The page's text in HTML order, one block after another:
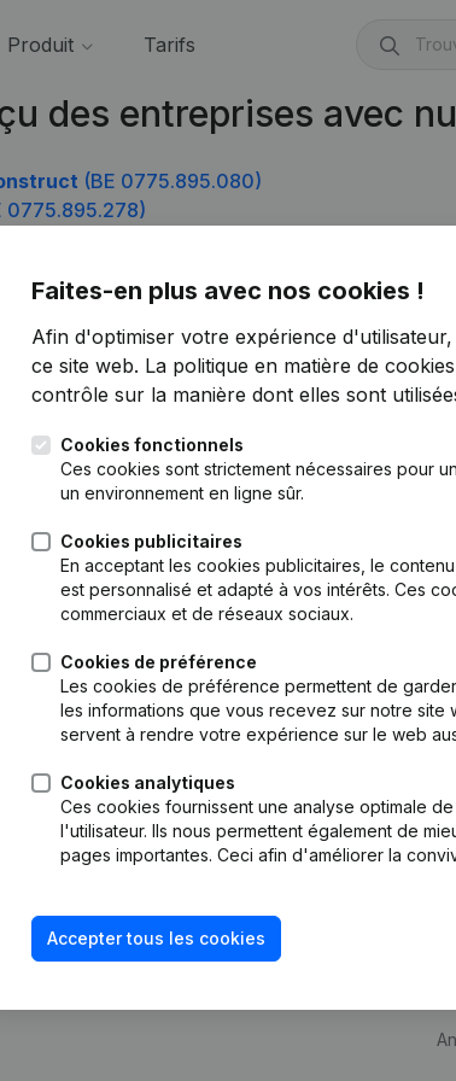
Produit Tarifs
des entreprises avec
(BE 0775.895.080)
0775.895.278)
0775.895.773)
Faites-en plus avec nos cookies !
Afin d'optimiser votre expérience
ce site web. La politique en matière de cookies
contrôle sur la manière dont elles sont
Cookies fonctionnels
Ces cookies sont strictement nécessaires pour
un environnement en ligne sûr.
Cookies publicitaires
En acceptant les cookies publicitaires, le
est personnalisé et adapté à vos intérêts. Ces
commerciaux et de réseaux sociaux.
Cookies de préférence
Les cookies de préférence permettent de
les informations que vous recevez sur notre
servent à rendre votre expérience sur le web
Cookies analytiques
Ces cookies fournissent une analyse optimale
l'utilisateur. Ils nous permettent également de
pages importantes. Ceci afin d'améliorer la
Accepter tous les cookies
Français
Everest
248D,